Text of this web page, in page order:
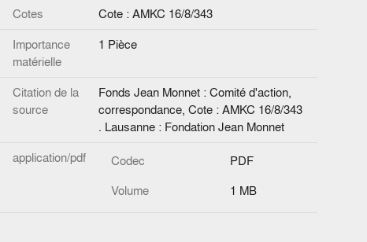
Cotes
Cote : AMKC 16/8/343
Importance
matérielle
1 Pièce
Citation de la
source
Fonds Jean Monnet : Comité d'action,
correspondance, Cote : AMKC 16/8/343
. Lausanne : Fondation Jean Monnet
application/pdf
Codec
PDF
Volume
1 MB